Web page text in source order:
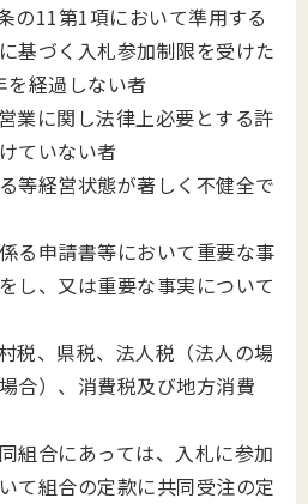
の11第1項において準⽤する
基づく⼊札参加制限を受けた
経過しない者
業に関し法律上必要とする許
ていない者
等経営状態が著しく不健全で
る申請書等において重要な事
し、⼜は重要な事実について
税、県税、法⼈税（法⼈の場
合）、消費税及び地⽅消費
組合にあっては、⼊札に参加
て組合の定款に共同受注の定